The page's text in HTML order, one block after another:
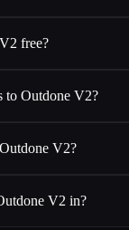
free?
to Outdone V2?
V2?
V2 in?